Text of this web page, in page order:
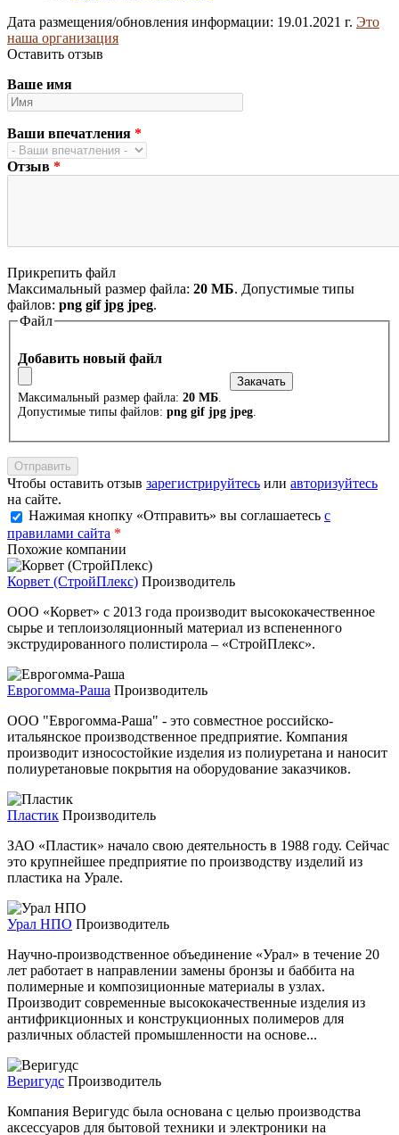
Дата размещения/обновления информации: 19.01.2021 г. Это
наша организация
Оставить отзыв
Ваше имя
Ваши впечатления *
Отзыв *
Прикрепить файл
Максимальный размер файла: 20 МБ. Допустимые типы
файлов: png gif jpg jpeg.
Файл
Добавить новый файл
Максимальный размер файла: 20 МБ
Допустимые типы файлов: png gif jpg jpeg
Чтобы оставить отзыв зарегистрируйтесь или авторизуйтесь
на сайте.
Нажимая кнопку «Отправить» вы соглашаетесь с
правилами сайта *
Похожие компании
Корвет (СтройПлекс) Производитель
ООО «Корвет» с 2013 года производит высококачественное
сырье и теплоизоляционный материал из вспененного
экструдированного полистирола – «СтройПлекс».
Еврогомма-Раша Производитель
ООО "Еврогомма-Раша" - это совместное российско-
итальянское производственное предприятие. Компания
производит износостойкие изделия из полиуретана и наносит
полиуретановые покрытия на оборудование заказчиков.
Пластик Производитель
ЗАО «Пластик» начало свою деятельность в 1988 году. Сейчас
это крупнейшее предприятие по производству изделий из
пластика на Урале.
Урал НПО Производитель
Научно-производственное объединение «Урал» в течение 20
лет работает в направлении замены бронзы и баббита на
полимерные и композиционные материалы в узлах.
Производит cовременные высококачественные изделия из
антифрикционных и конструкционных полимеров для
различных областей промышленности на основе...
Веригудс Производитель
Компания Веригудс была основана с целью производства
аксессуаров для бытовой техники и электроники на